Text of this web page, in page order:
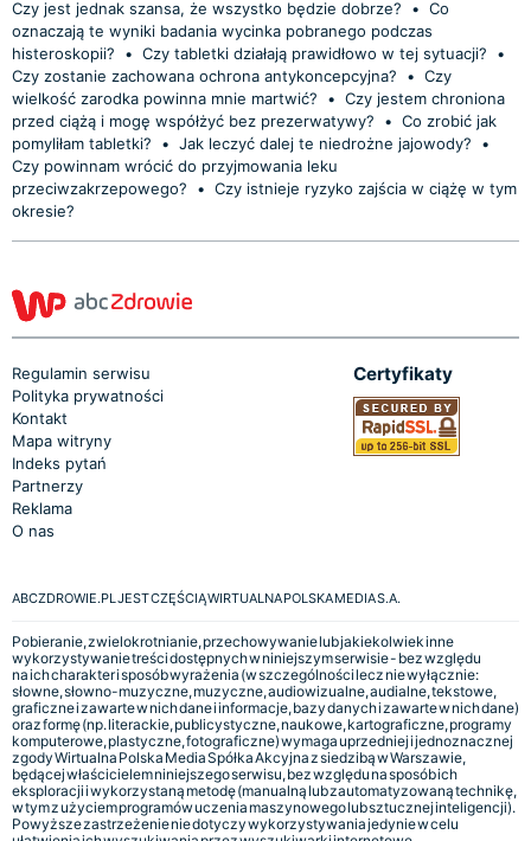
Czy jest jednak szansa, że wszystko będzie dobrze? • Co
oznaczają te wyniki badania wycinka pobranego podczas
histeroskopii?
• Czy tabletki działają prawidłowo w tej sytuacji?
•
Czy zostanie zachowana ochrona antykoncepcyjna?
• Czy
wielkość zarodka powinna mnie martwić?
• Czy jestem chroniona
przed ciążą i mogę współżyć bez prezerwatywy?
• Co zrobić jak
pomyliłam tabletki?
• Jak leczyć dalej te niedrożne jajowody?
•
Czy powinnam wrócić do przyjmowania leku
przeciwzakrzepowego?
• Czy istnieje ryzyko zajścia w ciążę w tym
okresie?
Regulamin serwisu
Polityka prywatności
Kontakt
Mapa witryny
Indeks pytań
Partnerzy
Reklama
O nas
Certyfikaty
ABCZDROWIE.PL JEST CZĘŚCIĄ WIRTUALNA POLSKA MEDIA S.A.
Pobieranie, zwielokrotnianie, przechowywanie lub jakiekolwiek inne
wykorzystywanie treści dostępnych w niniejszym serwisie - bez względu
na ich charakter i sposób wyrażenia (w szczególności lecz nie wyłącznie:
słowne, słowno-muzyczne, muzyczne, audiowizualne, audialne, tekstowe,
graficzne i zawarte w nich dane i informacje, bazy danych i zawarte w nich dane)
oraz formę (np. literackie, publicystyczne, naukowe, kartograficzne, programy
komputerowe, plastyczne, fotograficzne) wymaga uprzedniej i jednoznacznej
zgody Wirtualna Polska Media Spółka Akcyjna z siedzibą w Warszawie,
będącej właścicielem niniejszego serwisu, bez względu na sposób ich
eksploracji i wykorzystaną metodę (manualną lub zautomatyzowaną technikę,
w tym z użyciem programów uczenia maszynowego lub sztucznej inteligencji).
Powyższe zastrzeżenie nie dotyczy wykorzystywania jedynie w celu